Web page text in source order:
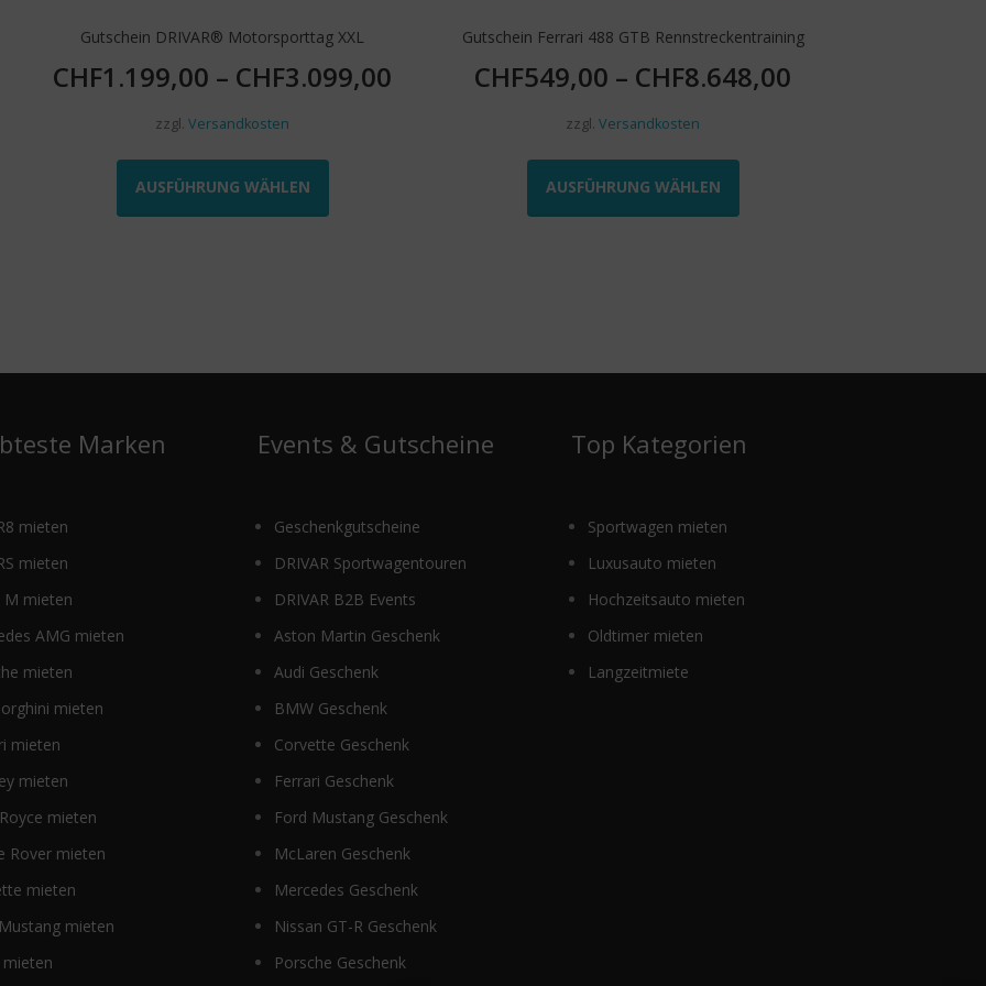
Gutschein DRIVAR® Motorsporttag XXL
CHF1.199,00 – CHF3.099,00
zzgl.Versandkosten
AUSFÜHRUNG WÄHLEN
Dieses
Produktseite
gewählt
Gutschein Ferrari 488 GTB Rennstreckentraining
CHF549,00 – CHF8.648,00
zzgl.Versandkosten
AUSFÜHRUNG WÄHLEN
Dieses
gewählt
Marken
mieten
mieten
M mieten
AMG mieten
mieten
mieten
mieten
mieten
mieten
Rover mieten
mieten
mieten
mieten
Events & Gutscheine
Geschenkgutscheine
DRIVAR Sportwagentouren
DRIVAR B2B Events
Aston Martin Geschenk
Audi Geschenk
BMW Geschenk
Corvette Geschenk
Ferrari Geschenk
Ford Mustang Geschenk
McLaren Geschenk
Mercedes Geschenk
Nissan GT-R Geschenk
Porsche Geschenk
Top Kategorien
Sportwagen mieten
Luxusauto mieten
Hochzeitsauto mieten
Oldtimer mieten
Langzeitmiete